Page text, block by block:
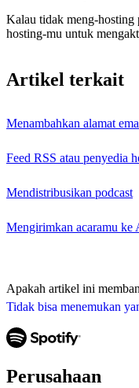
Tidak bisa menemukan
Kalau tidak meng-
hosting-mu untuk
Artikel terkait
Menambahkan alamat
Feed RSS atau penyedia
Mendistribusikan podcast
Mengirimkan acaramu ke
Apakah artikel ini
Perusahaan